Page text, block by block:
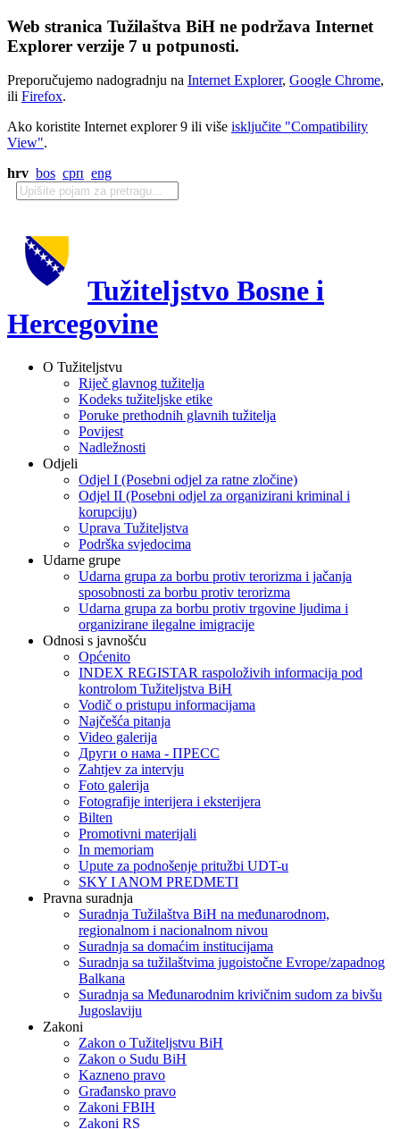
Web stranica Tužilaštva BiH ne podržava Internet
Explorer verzije 7 u potpunosti.
Preporučujemo nadogradnju na Internet Explorer, Google Chrome,
ili Firefox.
Ako koristite Internet explorer 9 ili više isključite "Compatibility
View".
hrv bos срп eng
Tužiteljstvo Bosne i
Hercegovine
O Tužiteljstvu
Riječ glavnog tužitelja
Kodeks tužiteljske etike
Poruke prethodnih glavnih tužitelja
Povijest
Nadležnosti
Odjeli
Odjel I (Posebni odjel za ratne zločine)
Odjel II (Posebni odjel za organizirani kriminal i
korupciju)
Uprava Tužiteljstva
Podrška svjedocima
Udarne grupe
Udarna grupa za borbu protiv terorizma i jačanja
sposobnosti za borbu protiv terorizma
Udarna grupa za borbu protiv trgovine ljudima i
organizirane ilegalne imigracije
Odnosi s javnošću
Općenito
INDEX REGISTAR raspoloživih informacija pod
kontrolom Tužiteljstva BiH
Vodič o pristupu informacijama
Najčešća pitanja
Video galerija
Други о нама - ПРЕСC
Zahtjev za intervju
Foto galerija
Fotografije interijera i eksterijera
Bilten
Promotivni materijali
In memoriam
Upute za podnošenje pritužbi UDT-u
SKY I ANOM PREDMETI
Pravna suradnja
Suradnja Tužilaštva BiH na međunarodnom,
regionalnom i nacionalnom nivou
Suradnja sa domaćim institucijama
Suradnja sa tužilaštvima jugoistočne Evrope/zapadnog
Balkana
Suradnja sa Međunarodnim krivičnim sudom za bivšu
Jugoslaviju
Zakoni
Zakon o Тužiteljstvu BiH
Zakon o Sudu BiH
Kazneno pravo
Građansko pravo
Zakoni FBIH
Zakoni RS